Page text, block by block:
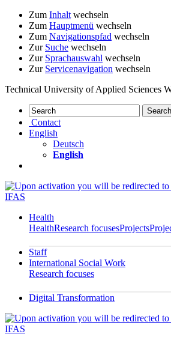
Zum Inhalt wechseln
Zum Hauptmenü wechseln
Zum Navigationspfad wechseln
Zur Suche wechseln
Zur Sprachauswahl wechseln
Zur Servicenavigation wechseln
Technical University of Applied Sciences
Contact
English
Deutsch
English
IFAS
Health
HealthResearch focusesProjects
Staff
International Social Work
Research focuses
Digital Transformation
IFAS